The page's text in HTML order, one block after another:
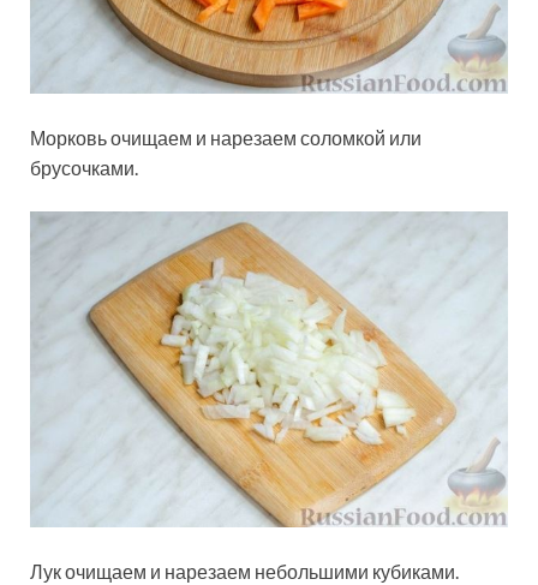
Морковь очищаем и нарезаем соломкой или
брусочками.
Лук очищаем и нарезаем небольшими кубиками.